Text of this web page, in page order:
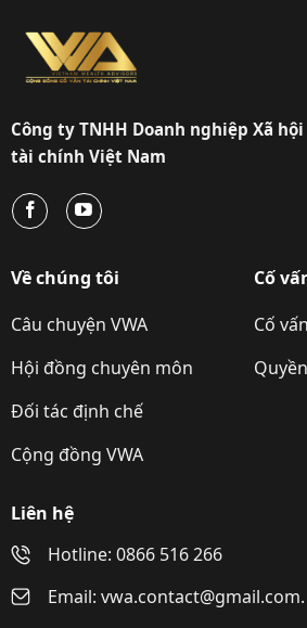
Công ty TNHH Doanh nghiệp Xã
tài chính Việt Nam
Về chúng tôi
Câu chuyện VWA
Hội đồng chuyên môn
Đối tác định chế
Cộng đồng VWA
Cố
Cố
Liên hệ
Hotline: 0866 516 266
Email: vwa.contact@gmail.com.